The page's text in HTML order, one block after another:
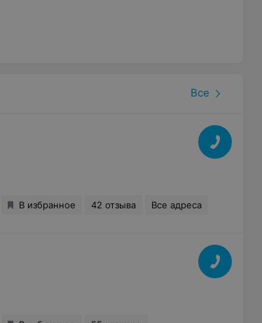
Все
В избранное 42 отзыва Все адреса